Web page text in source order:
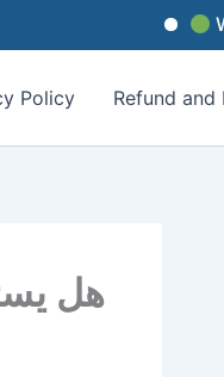
Policy Refund and
هل